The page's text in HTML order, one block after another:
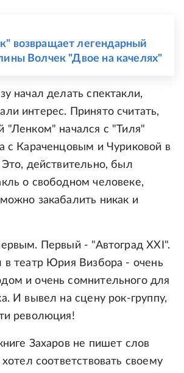
возвращает легендарный
Волчек "Двое на качелях"
начал делать спектакли,
интерес. Принято считать,
"Ленком" начался с "Тиля"
с Караченцовым и Чуриковой в
Это, действительно, был
о свободном человеке,
закабалить никак и
Первый - "Автоград XXI".
в театр Юрия Визбора - очень
и очень сомнительного для
И вывел на сцену рок-группу,
революция!
Захаров не пишет слов
соответствовать своему